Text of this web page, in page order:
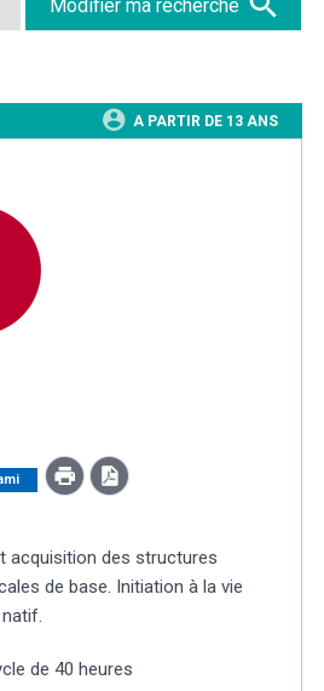
Language
Modifier ma recherche
A PARTIR DE 13 ANS
acquisition des structures
de base. Initiation à la vie
de 40 heures